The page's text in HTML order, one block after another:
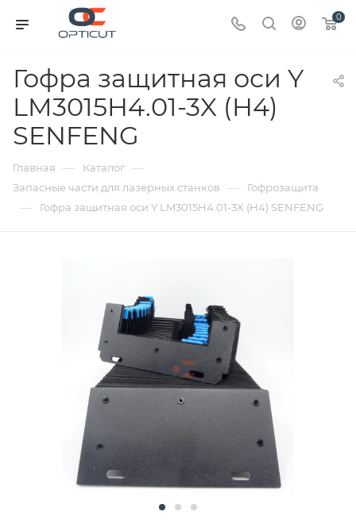
0
Гофра защитная оси Y
LM3015H4.01-3X (H4)
SENFENG
Главная — Каталог —
Запасные части для лазерных станков — Гофрозащита
— Гофра защитная оси Y LM3015H4.01-3X (H4) SENFENG